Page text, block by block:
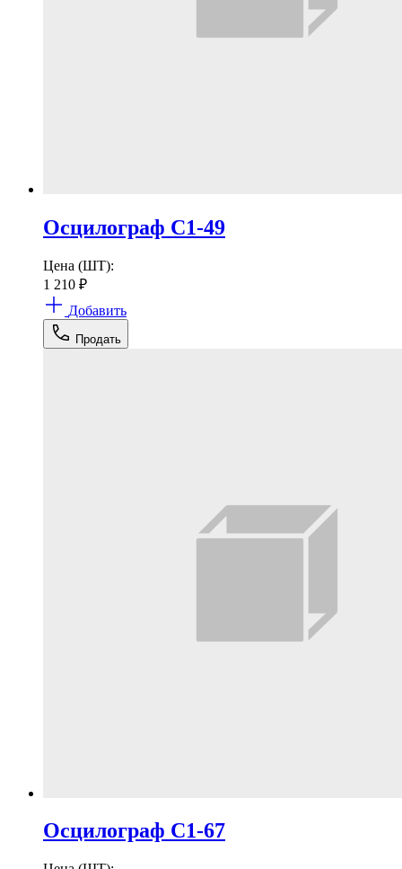
Осцилограф С1-49
Цена (ШТ):
1 210 ₽
Добавить
Продать
Осцилограф С1-67